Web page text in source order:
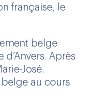
française, le
belge
Après
José.
belge au cours